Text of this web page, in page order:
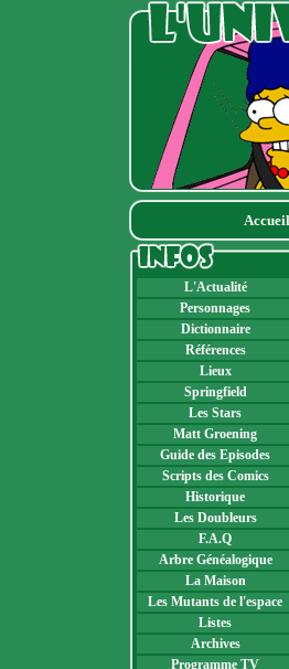
Accueil
L'Actualité
Personnages
Dictionnaire
Références
Lieux
Springfield
Les Stars
Matt Groening
Guide des Episodes
Scripts des Comics
Historique
Les Doubleurs
F.A.Q
Arbre Généalogique
La Maison
Les Mutants de l'espace
Listes
Archives
Programme TV